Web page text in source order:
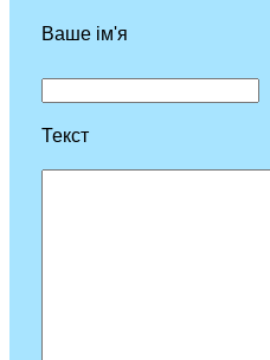
Ваше ім'я
Текст